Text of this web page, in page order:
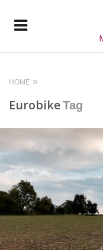
HOME
EurobikeTag